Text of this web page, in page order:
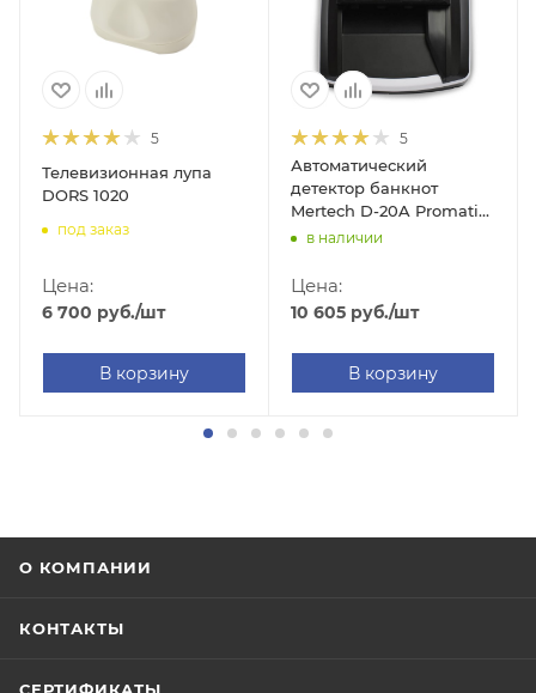
5
Телевизионная лупа
DORS 1020
под заказ
Цена:
6 700 руб./шт
В корзину
5
Автоматический
детектор банкнот
Mertech D-20A Promatic
(LED RUB, c АКБ)
в наличии
Цена:
10 605 руб./шт
В корзину
О КОМПАНИИ
КОНТАКТЫ